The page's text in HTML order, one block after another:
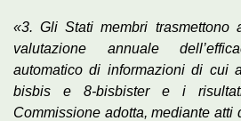
«3. Gli Stati membri trasmettono
valutazione annuale
automatico di informazioni di cui
bisbis e 8-bisbister e i
Commissione adotta, mediante atti